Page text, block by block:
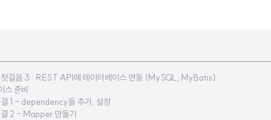
걸음 3 : REST API에 데이터베이스 연동 (MySQL, MyBatis)
스 준비
1 - dependency들 추가, 설정
2 - Mapper 만들기